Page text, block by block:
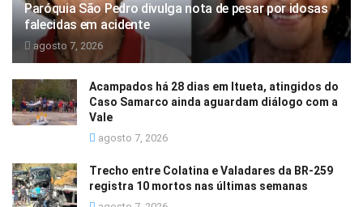
Paróquia São Pedro divulga nota de pesar por idosas
falecidas em acidente
agosto 7, 2026
Acampados há 28 dias em Itueta, atingidos do
Caso Samarco ainda aguardam diálogo com a
Vale
agosto 7, 2026
Trecho entre Colatina e Valadares da BR-259
registra 10 mortos nas últimas semanas